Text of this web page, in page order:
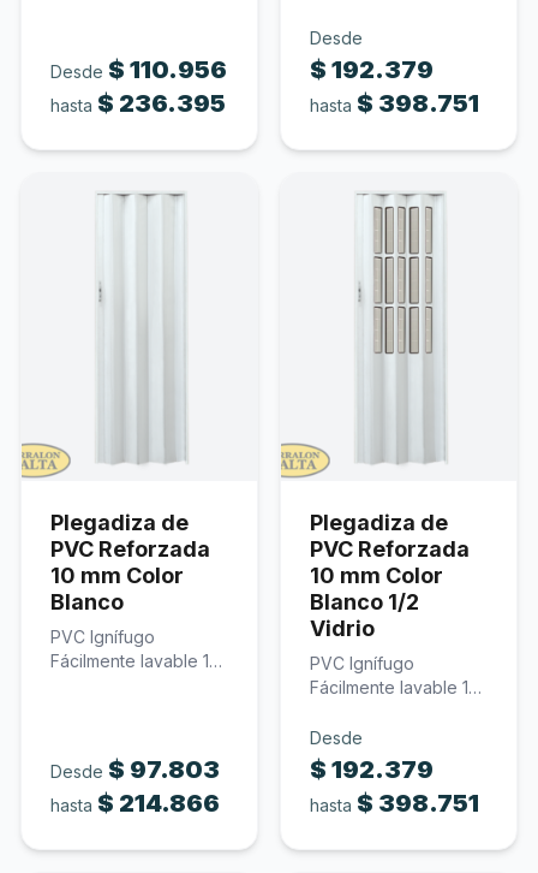
Desde $ 110.956
hasta $ 236.395
Policarbonato
traslúcido…
Desde
$ 192.379
hasta $ 398.751
Plegadiza de
PVC Reforzada
10 mm Color
Blanco
PVC Ignífugo
Fácilmente lavable 10
Desde $ 97.803
hasta $ 214.866
Plegadiza de
PVC Reforzada
10 mm Color
Blanco 1/2
Vidrio
PVC Ignífugo
Fácilmente lavable 10
Policarbonato
traslúcido…
Desde
$ 192.379
hasta $ 398.751